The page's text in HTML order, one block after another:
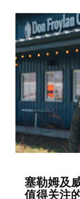
塞勒姆及
值得关注